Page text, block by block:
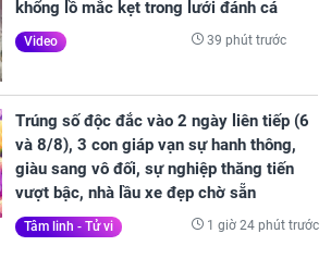
khổng lồ mắc kẹt trong lưới đánh cá
Video 39 phút trước
Trúng số độc đắc vào 2 ngày liên tiếp (6
và 8/8), 3 con giáp vạn sự hanh thông,
giàu sang vô đối, sự nghiệp thăng tiến
vượt bậc, nhà lầu xe đẹp chờ sẵn
Tâm linh - Tử vi 1 giờ 24 phút trước